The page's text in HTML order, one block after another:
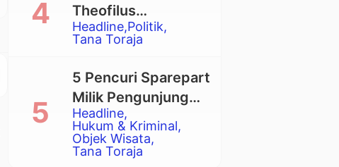
Adat Tongkonan
Headline Politik
Tana Toraja
Theofilus
Allorerung dan
Zadrak Tombe
sebagai Bupati dan
Wakil Bupati Tana
Toraja Terpilih
Headline
Hukum & Kriminal
Objek Wisata
Tana Toraja
5 Pencuri Sparepart
Milik Pengunjung
Objek Wisata
Pango-Pango
Ditangkap Polisi